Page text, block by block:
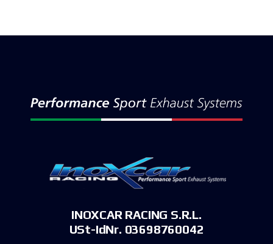
INOXCAR RACING S.R.L.
USt-IdNr. 03698760042